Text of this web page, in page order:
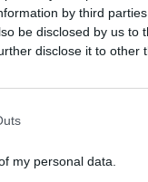
by third
be disclosed by us to
disclose it to other
my personal data.
L'Atletico Cagliari di
Sanna, Simoni e
4 Ago 2026
La matricola Macomer
con Samuele Pinna